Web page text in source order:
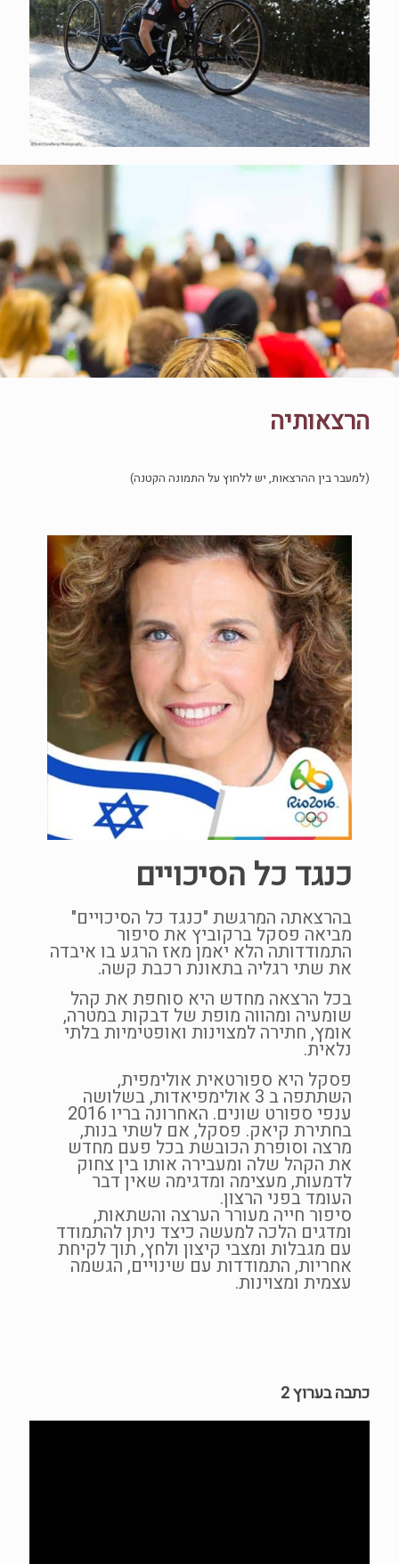
הרצאותיה
(למעבר בין ההרצאות, יש ללחוץ על התמונה הקטנה)
כנגד כל הסיכויים
בהרצאתה המרגשת "כנגד כל הסיכויים"
מביאה פסקל ברקוביץ את סיפור
התמודדותה הלא יאמן מאז הרגע בו איבדה
את שתי רגליה בתאונת רכבת קשה.
בכל הרצאה מחדש היא סוחפת את קהל
שומעיה ומהווה מופת של דבקות במטרה,
אומץ, חתירה למצוינות ואופטימיות בלתי
נלאית.
פסקל היא ספורטאית אולימפית,
השתתפה ב 3 אולימפיאדות, בשלושה
ענפי ספורט שונים. האחרונה בריו 2016
בחתירת קיאק. פסקל, אם לשתי בנות,
מרצה וסופרת הכובשת בכל פעם מחדש
את הקהל שלה ומעבירה אותו בין צחוק
לדמעות, מעצימה ומדגימה שאין דבר
העומד בפני הרצון.
סיפור חייה מעורר הערצה והשתאות,
ומדגים הלכה למעשה כיצד ניתן להתמודד
עם מגבלות ומצבי קיצון ולחץ, תוך לקיחת
אחריות, התמודדות עם שינויים, הגשמה
עצמית ומצוינות.
כתבה בערוץ 2